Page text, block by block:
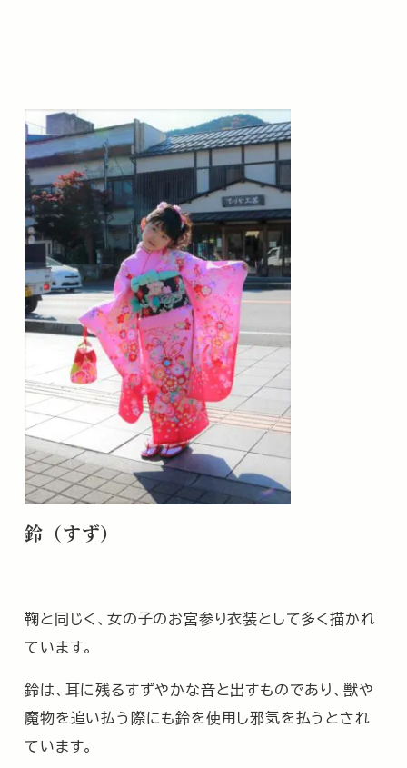
鈴（すず）
鞠と同じく、女の子のお宮参り衣装として多く描かれ
ています。
鈴は、耳に残るすずやかな音と出すものであり、獣や
魔物を追い払う際にも鈴を使用し邪気を払うとされ
ています。